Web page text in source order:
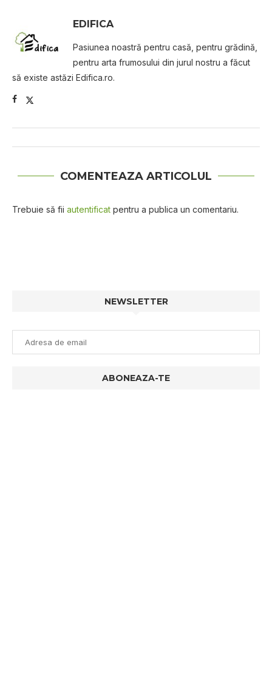
EDIFICA
Pasiunea noastră pentru casă, pentru grădină,
pentru arta frumosului din jurul nostru a făcut
să existe astăzi Edifica.ro.
COMENTEAZA ARTICOLUL
Trebuie să fii autentificat pentru a publica un comentariu.
NEWSLETTER